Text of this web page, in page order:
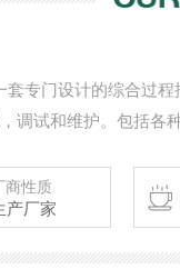
专门设计的综合过
调试和维护。包括各
商性质
产厂家